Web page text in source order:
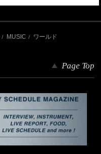
MUSIC ワールド
Page Top